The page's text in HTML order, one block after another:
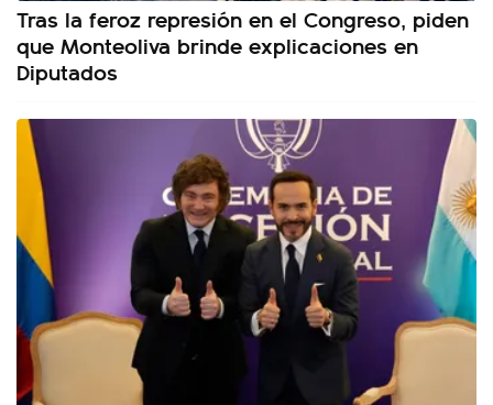
Tras la feroz represión en el Congreso, piden
que Monteoliva brinde explicaciones en
Diputados